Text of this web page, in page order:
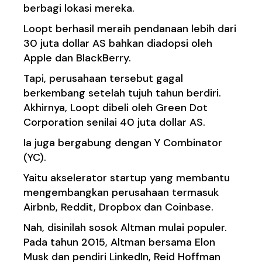
berbagi lokasi mereka.
Loopt berhasil meraih pendanaan lebih dari
30 juta dollar AS bahkan diadopsi oleh
Apple dan BlackBerry.
Tapi, perusahaan tersebut gagal
berkembang setelah tujuh tahun berdiri.
Akhirnya, Loopt dibeli oleh Green Dot
Corporation senilai 40 juta dollar AS.
Ia juga bergabung dengan Y Combinator
(YC).
Yaitu akselerator startup yang membantu
mengembangkan perusahaan termasuk
Airbnb, Reddit, Dropbox dan Coinbase.
Nah, disinilah sosok Altman mulai populer.
Pada tahun 2015, Altman bersama Elon
Musk dan pendiri LinkedIn, Reid Hoffman